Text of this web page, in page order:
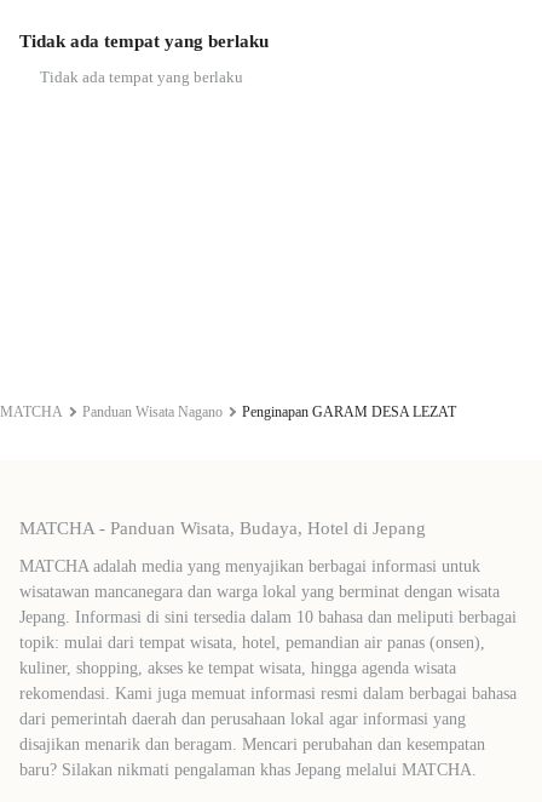
Tidak ada tempat yang berlaku
Tidak ada tempat yang berlaku
MATCHA Panduan Wisata Nagano Penginapan GARAM DESA LEZAT
MATCHA - Panduan Wisata, Budaya, Hotel di Jepang
MATCHA adalah media yang menyajikan berbagai informasi untuk
wisatawan mancanegara dan warga lokal yang berminat dengan wisata
Jepang. Informasi di sini tersedia dalam 10 bahasa dan meliputi berbagai
topik: mulai dari tempat wisata, hotel, pemandian air panas (onsen),
kuliner, shopping, akses ke tempat wisata, hingga agenda wisata
rekomendasi. Kami juga memuat informasi resmi dalam berbagai bahasa
dari pemerintah daerah dan perusahaan lokal agar informasi yang
disajikan menarik dan beragam. Mencari perubahan dan kesempatan
baru? Silakan nikmati pengalaman khas Jepang melalui MATCHA.